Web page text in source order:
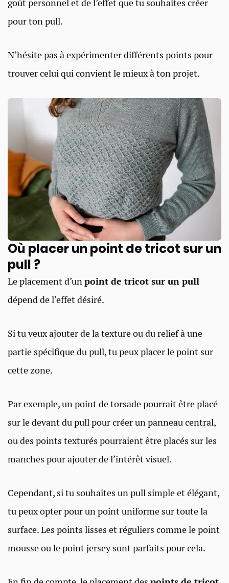
goût personnel et de l’effet que tu souhaites créer
pour ton pull.
N’hésite pas à expérimenter différents points pour
trouver celui qui convient le mieux à ton projet.
Où placer un point de tricot sur un
pull ? ​
Le placement d’unpoint de tricot sur un pull
dépend de l’effet désiré.
Si tu veux ajouter de la texture ou du relief à une
partie spécifique du pull, tu peux placer le point sur
cette zone.
Par exemple, un point de torsade pourrait être placé
sur le devant du pull pour créer un panneau central,
ou des points texturés pourraient être placés sur les
manches pour ajouter de l’intérêt visuel.
Cependant, si tu souhaites un pull simple et élégant,
tu peux opter pour un point uniforme sur toute la
surface. Les points lisses et réguliers comme le point
mousse ou le point jersey sont parfaits pour cela.